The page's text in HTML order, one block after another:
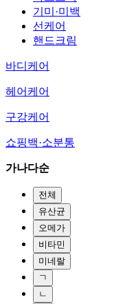
기미·미백
선케어
핸드크림
바디케어
헤어케어
구강케어
쇼핑백·소분통
가나다순
전체
유산균
오메가
비타민
미네랄
ㄱ
ㄴ